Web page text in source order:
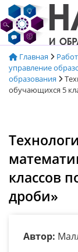
Перейти
к
содержимому
Главная
управление
образования
обучающихся 5
классов
дроби»
Автор: